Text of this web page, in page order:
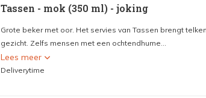
Tassen - mok (350 ml) - joking
Grote beker met oor. Het servies van Tassen brengt
gezicht. Zelfs mensen met een ochtendhume...
Lees meer
Deliverytime